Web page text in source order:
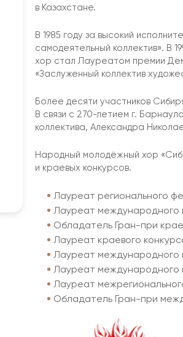
в Казахстане.
В 1985 году за высокий
самодеятельный коллектив». В
хор стал Лауреатом премии
«Заслуженный коллектив
Более десяти участников
В связи с 270-летием г.
коллектива, Александра
Народный молодёжный хор
и краевых конкурсов.
Лауреат регионального
Лауреат международного
Обладатель Гран-при
Лауреат краевого
Лауреат международного
Лауреат международного
Лауреат
Обладатель Гран-при